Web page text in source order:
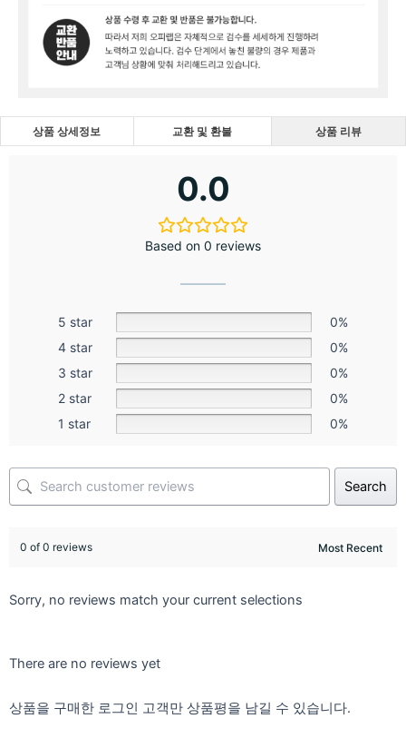
상품 상세정보 교환 및 환불 상품 리뷰
0.0
Based on 0 reviews
5 star
0%
4 star
0%
3 star
0%
2 star
0%
1 star
0%
Search
0 of 0 reviews
Sorry, no reviews match your current selections
There are no reviews yet
상품을 구매한 로그인 고객만 상품평을 남길 수 있습니다.